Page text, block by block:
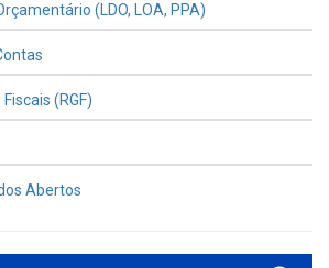
(LDO, LOA, PPA)
(RGF)
Abertos